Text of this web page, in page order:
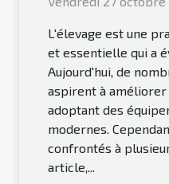
L'élevage est une
et essentielle qui a
Aujourd'hui, de
aspirent à
adoptant des
modernes.
confrontés à
article,...